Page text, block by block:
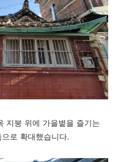
지붕 위에 가을볕을 즐기는
로 확대했습니다.